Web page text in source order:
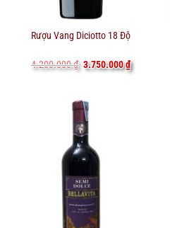
Rượu Vang Diciotto 18 Độ
4.200.000₫ Giá
gốc
3.750.000₫Giá
hiện